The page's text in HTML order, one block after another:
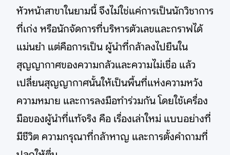
หัวหน้าสาขาในยามนี้ จึงไม่ใช่แค่การเป็นนักวิชาการ
ที่เก่ง หรือนักจัดการที่บริหารตัวเลขและกราฟได้
แม่นยำ แต่คือการเป็น ผู้นำที่กล้าลงไปยืนใน
สุญญากาศของความกลัวและความไม่เชื่อ แล้ว
เปลี่ยนสุญญากาศนั้นให้เป็นพื้นที่แห่งความหวัง
ความหมาย และการลงมือทำร่วมกัน โดยใช้เครื่อง
มือของผู้นำที่แท้จริง คือ เรื่องเล่าใหม่ แบบอย่างที่
มีชีวิต ความกรุณาที่กล้าหาญ และการตั้งคำถามที่